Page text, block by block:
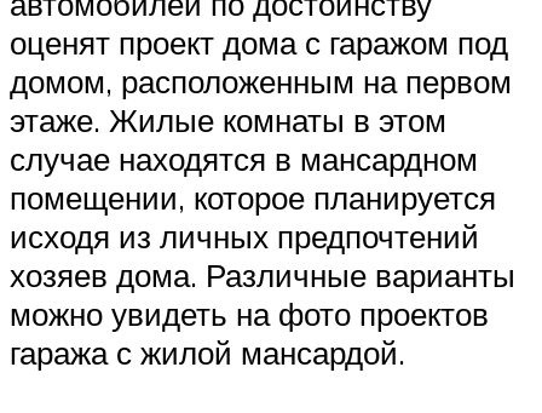
оценят проект дома с гаражом под
домом, расположенным на первом
этаже. Жилые комнаты в этом
случае находятся в мансардном
помещении, которое планируется
исходя из личных предпочтений
хозяев дома. Различные варианты
можно увидеть на фото проектов
гаража с жилой мансардой.